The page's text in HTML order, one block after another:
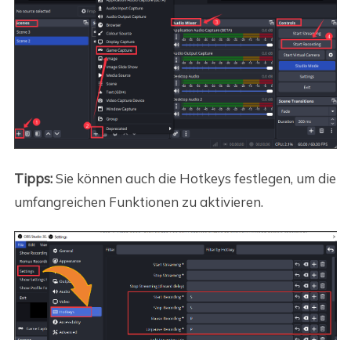
Tipps:Sie können auch die Hotkeys festlegen, um die
umfangreichen Funktionen zu aktivieren.